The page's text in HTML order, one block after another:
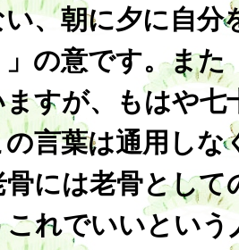
、朝に夕に自分
」の意です。また
すが、もはや七
言葉は通用しな
骨には老骨とし
れでいいという